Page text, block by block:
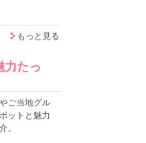
もっと見る
力たっ
ご当地グル
ットと魅力
。